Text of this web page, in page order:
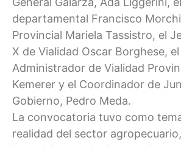
departamental Francisco
Provincial Mariela Tassistro, el
X de Vialidad Oscar Borghese,
Administrador de Vialidad
Kemerer y el Coordinador de
Gobierno, Pedro Meda.
La convocatoria tuvo como
realidad del sector